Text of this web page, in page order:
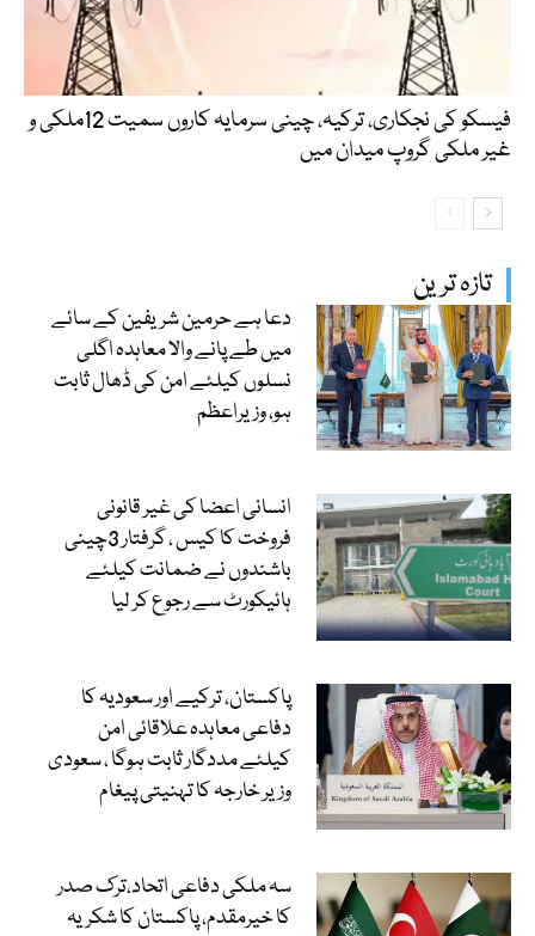
تازہ ترین
دعا ہے حرمین شریفین کے سائے
میں طے پانے والا معاہدہ اگلی
نسلوں کیلئے امن کی ڈھال ثابت
ہو، وزیراعظم
انسانی اعضا کی غیر قانونی
فروخت کا کیس ، گرفتار 3چینی
باشندوں نے ضمانت کیلئے
ہائیکورٹ سے رجوع کر لیا
پاکستان، ترکیے اور سعودیہ کا
دفاعی معاہدہ علاقائی امن
کیلئے مددگار ثابت ہوگا ، سعودی
وزیر خارجہ کا تہنیتی پیغام
سہ ملکی دفاعی اتحاد،ترک صدر
کا خیرمقدم، پاکستان کا شکریہ
فیسکو کی نجکاری، ترکیہ، چینی سرمایہ کاروں سمیت 12ملکی و
غیر ملکی گروپ میدان میں